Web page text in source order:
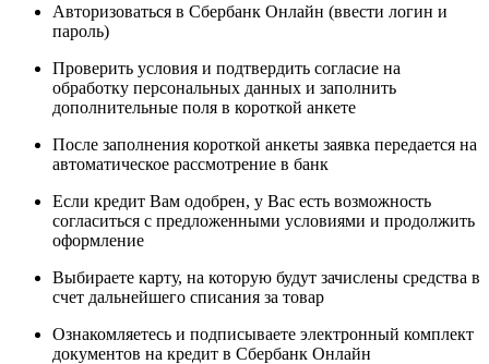
Авторизоваться в Сбербанк Онлайн (ввести логин и
пароль)
Проверить условия и подтвердить согласие на
обработку персональных данных и заполнить
дополнительные поля в короткой анкете
После заполнения короткой анкеты заявка передается на
автоматическое рассмотрение в банк
Если кредит Вам одобрен, у Вас есть возможность
согласиться с предложенными условиями и продолжить
оформление
Выбираете карту, на которую будут зачислены средства в
счет дальнейшего списания за товар
Ознакомляетесь и подписываете электронный комплект
документов на кредит в Сбербанк Онлайн